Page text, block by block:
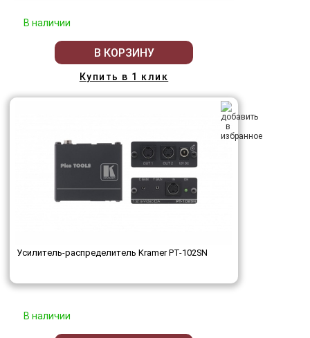
В наличии
В КОРЗИНУ
Купить в 1 клик
Усилитель-распределитель Kramer PT-102SN
В наличии